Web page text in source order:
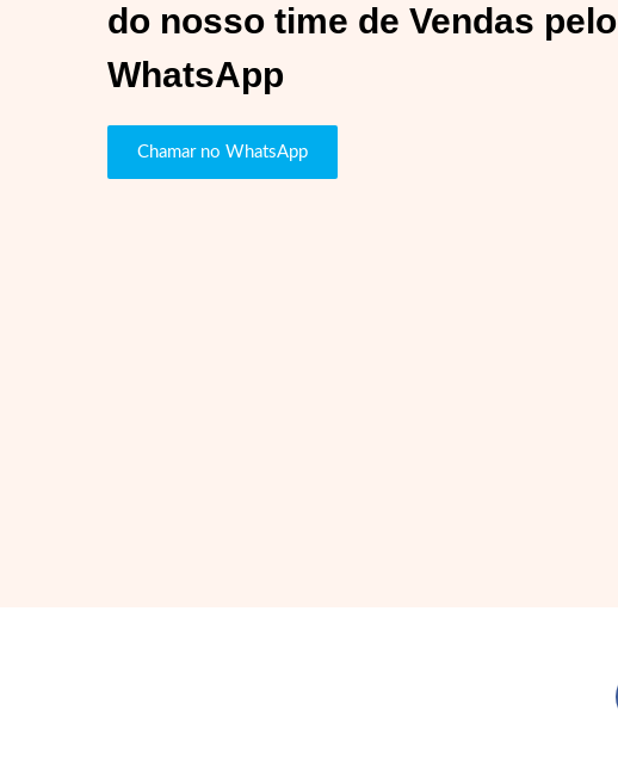
do nosso time de Vendas pelo
WhatsApp
Chamar no WhatsApp